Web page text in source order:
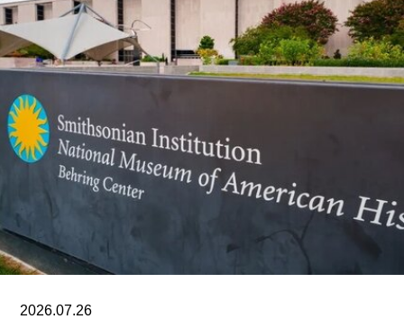
流。他在接受《艺术新闻》采访时表示：“原住民社
群对我策展实践的重要影响之一，在于他们让我思
考的时间跨度不再局限于双年展的三个月，而是将
视野扩展至数十万年的时间尺度。”
除了领导新加坡双年展外，刘祺丰还曾担任新加坡
艺术节艺术总监，以及香港西九龙文化区管理局戏
剧与表演艺术部主管。
2026.07.26